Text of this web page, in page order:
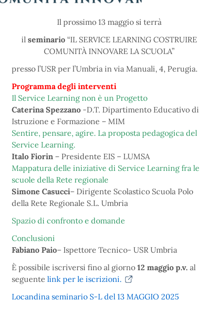
Il prossimo 13 maggio si terrà
il seminario“IL SERVICE LEARNING COSTRUIRE
COMUNITÀ INNOVARE LA SCUOLA”
presso l’USR per l’Umbria in via Manuali, 4, Perugia.
Programma degli interventi
Il Service Learning non è un Progetto
Caterina Spezzano -D.T. Dipartimento Educativo di
Istruzione e Formazione – MIM
Sentire, pensare, agire. La proposta pedagogica del
Service Learning.
Italo Fiorin – Presidente EIS – LUMSA
Mappatura delle iniziative di Service Learning fra le
scuole della Rete regionale
Simone Casucci– Dirigente Scolastico Scuola Polo
della Rete Regionale S.L. Umbria
Spazio di confronto e domande
Conclusioni
Fabiano Paio– Ispettore Tecnico- USR Umbria
È possibile iscriversi fino al giorno 12 maggio p.v. al
seguente link per le iscrizioni.
Locandina seminario S-L del 13 MAGGIO 2025